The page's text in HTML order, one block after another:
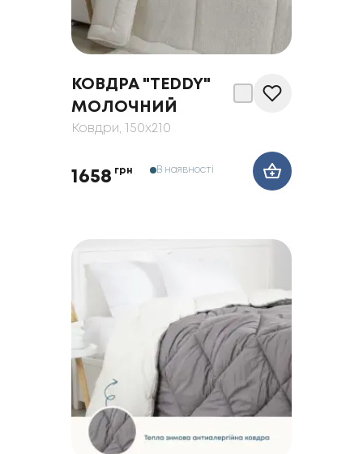
КОВДРА "TEDDY"
МОЛОЧНИЙ
Ковдри, 150x210
1658 грн В наявності